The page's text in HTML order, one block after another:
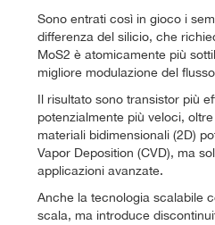
Sono entrati così in gioco i
differenza del silicio, che
MoS2 è atomicamente più
migliore modulazione del
Il risultato sono transistor più
potenzialmente più veloci,
materiali bidimensionali (2D)
Vapor Deposition (CVD), ma
applicazioni avanzate.
Anche la tecnologia scalabile
scala, ma introduce